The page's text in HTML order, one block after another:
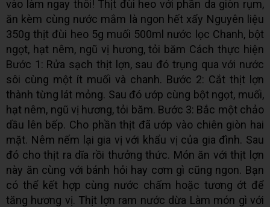
vào làm ngay thôi! Thịt đùi heo với phần da giòn rụm,
ăn kèm cùng nước mắm là ngon hết xẩy Nguyên liệu
350g thịt đùi heo 5g muối 500ml nước lọc Chanh, bột
ngọt, hạt nêm, ngũ vị hương, tỏi băm Cách thực hiện
Bước 1: Rửa sạch thịt lợn, sau đó trụng qua với nước
sôi cùng một ít muối và chanh. Bước 2: Cắt thịt lợn
thành từng lát mỏng. Sau đó ướp cùng bột ngọt, muối,
hạt nêm, ngũ vị hương, tỏi băm. Bước 3: Bắc một chảo
dầu lên bếp. Cho phần thịt đã ướp vào chiên giòn hai
mặt. Nêm nếm lại gia vị với khẩu vị của gia đình. Sau
đó cho thịt ra dĩa rồi thưởng thức. Món ăn với thịt lợn
này ăn cùng với bánh hỏi hay cơm gì cũng ngon. Bạn
có thể kết hợp cùng nước chấm hoặc tương ớt để
tăng hương vị. Thịt lợn ram nước dừa Làm món gì với